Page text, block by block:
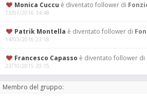
Monica Cuccu è diventato follower di
13/07/2016 14:48
Patrik Montella è diventato follower di
14/03/2016 23:18
Francesco Capasso è diventato follower di
23/10/2015 20:15
Membro del gruppo: